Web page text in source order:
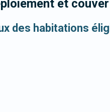
et
des habitations